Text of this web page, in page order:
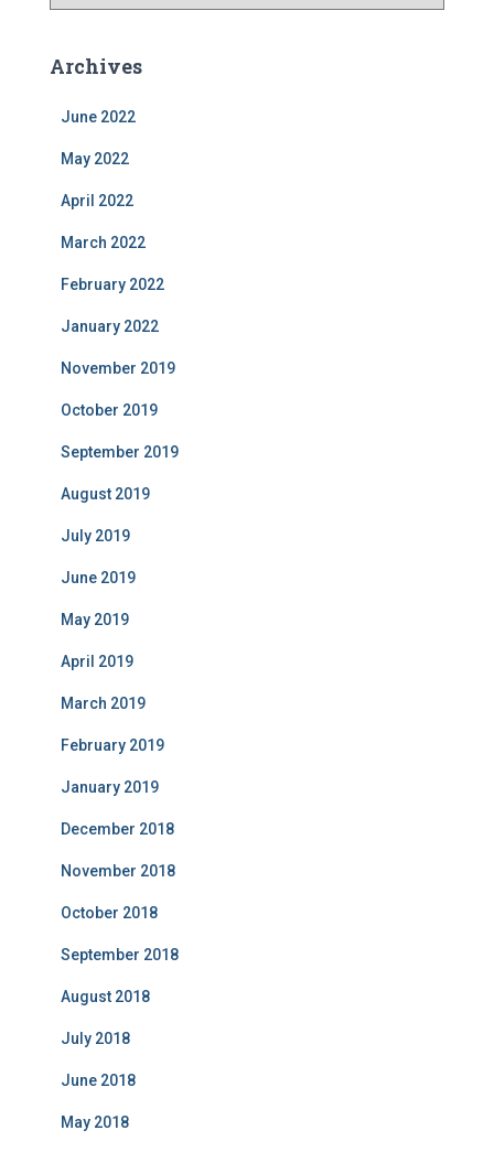
gArchives
June 2022
May 2022
April 2022
March 2022
February 2022
January 2022
November 2019
October 2019
September 2019
August 2019
July 2019
June 2019
May 2019
April 2019
March 2019
February 2019
January 2019
December 2018
November 2018
October 2018
September 2018
August 2018
July 2018
June 2018
May 2018